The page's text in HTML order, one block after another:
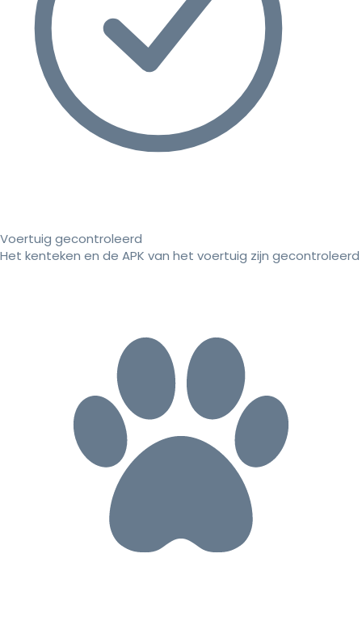
Voertuig gecontroleerd
Het kenteken en de APK van het voertuig zijn gecontroleerd